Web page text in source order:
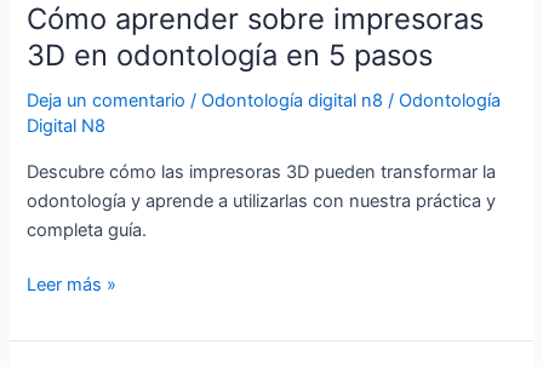
Cómo aprender sobre impresoras
3D en odontología en 5 pasos
Deja un comentario /Odontología digital n8 /Odontología
Digital N8
Descubre cómo las impresoras 3D pueden transformar la
odontología y aprende a utilizarlas con nuestra práctica y
completa guía.
Leer más »